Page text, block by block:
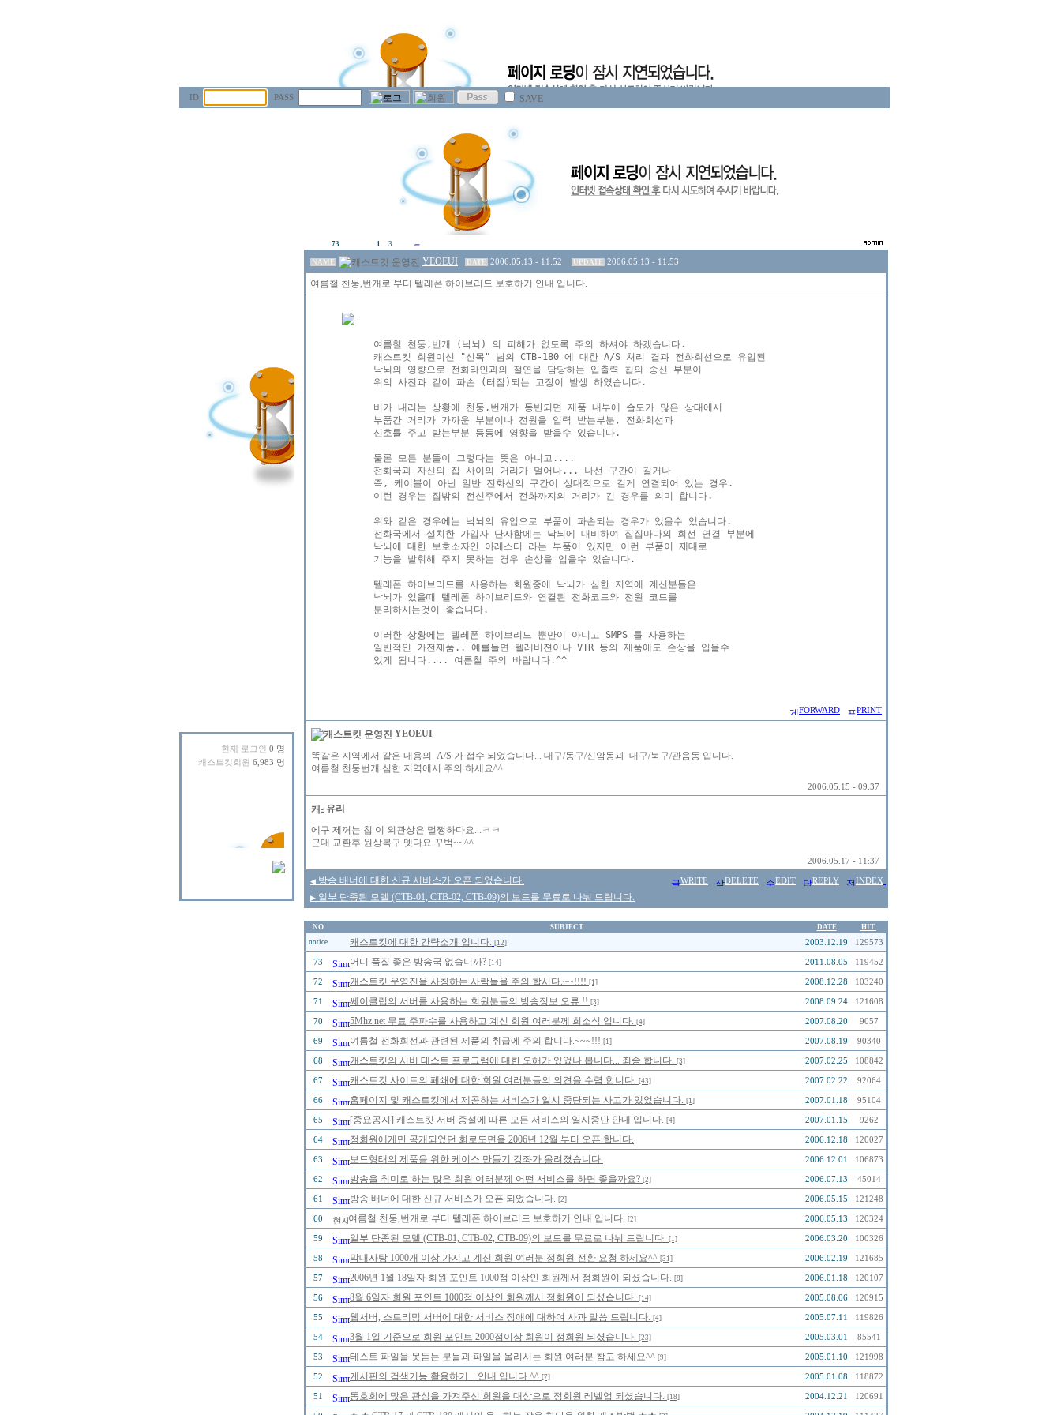
ID PASS SAVE
현재 로그인 0 명
캐스트킷회원 6,983 명
73 1 3
NAME YEOEUI DATE 2006.05.13 - 11:52 UPDATE 2006.05.13 - 11:53
여름철 천둥,번개로 부터 텔레폰 하이브리드 보호하기 안내 입니다.
여름철 천둥,번개 (낙뇌) 의 피해가 없도록 주의 하셔야 하겠습니다.
캐스트킷 회원이신 "신목" 님의 CTB-180 에 대한 A/S 처리 결과 전화회선으로 유입된
낙뇌의 영향으로 전화라인과의 절연을 담당하는 입출력 칩의 송신 부분이
위의 사진과 같이 파손 (터짐)되는 고장이 발생 하였습니다.
비가 내리는 상황에 천둥,번개가 동반되면 제품 내부에 습도가 많은 상태에서
부품간 거리가 가까운 부분이나 전원을 입력 받는부분, 전화회선과
신호를 주고 받는부분 등등에 영향을 받을수 있습니다.
물론 모든 분들이 그렇다는 뜻은 아니고....
전화국과 자신의 집 사이의 거리가 멀어나... 나선 구간이 길거나
즉, 케이블이 아닌 일반 전화선의 구간이 상대적으로 길게 연결되어 있는 경우.
이런 경우는 집밖의 전신주에서 전화까지의 거리가 긴 경우를 의미 합니다.
위와 같은 경우에는 낙뇌의 유입으로 부품이 파손되는 경우가 있을수 있습니다.
전화국에서 설치한 가입자 단자함에는 낙뇌에 대비하여 집집마다의 회선 연결 부분에
낙뇌에 대한 보호소자인 아레스터 라는 부품이 있지만 이런 부품이 제대로
기능을 발휘해 주지 못하는 경우 손상을 입을수 있습니다.
텔레폰 하이브리드를 사용하는 회원중에 낙뇌가 심한 지역에 계신분들은
낙뇌가 있을때 텔레폰 하이브리드와 연결된 전화코드와 전원 코드를
분리하시는것이 좋습니다.
이러한 상황에는 텔레폰 하이브리드 뿐만이 아니고 SMPS 를 사용하는
일반적인 가전제품.. 예를들면 텔레비젼이나 VTR 등의 제품에도 손상을 입을수
FORWARD PRINT
YEOEUI
똑같은 지역에서 같은 내용의 A/S 가 접수 되었습니다... 대구/동구/신암동과 대구/북구/관음동 입니다.
여름철 천둥번개 심한 지역에서 주의 하세요^^
2006.05.15 - 09:37
유리
에구 제꺼는 칩 이 외관상은 멀쩡하다요...ㅋㅋ
근대 교환후 원상복구 뎃다요 꾸벅~~^^
2006.05.17 - 11:37
◀ 방송 배너에 대한 신규 서비스가 오픈 되었습니다.
▶ 일부 단종된 모델 (CTB-01, CTB-02, CTB-09)의 보드를 무료로 나눠 드립니다.
WRITE DELETE EDIT REPLY INDEX
NO SUBJECT DATE
HIT
notice
캐스트킷에 대한 간략소개 입니다. [12] 2003.12.19 129573
73 어디 품질 좋은 방송국 없습니까? [14] 2011.08.05 119452
72 캐스트킷 운영진을 사칭하는 사람들을 주의 합시다.~~!!!! [1] 2008.12.28 103240
71 쎄이클럽의 서버를 사용하는 회원분들의 방송정보 오류 !! [3] 2008.09.24 121608
70 5Mhz.net 무료 주파수를 사용하고 계신 회원 여러분께 희소식 입니다. [4] 2007.08.20 9057
69 여름철 전화회선과 관련된 제품의 취급에 주의 합니다.~~~!!! [1] 2007.08.19 90340
68 캐스트킷의 서버 테스트 프로그램에 대한 오해가 있었나 봅니다... 죄송 합니다. [3] 2007.02.25 108842
67 캐스트킷 사이트의 페쇄에 대한 회원 여러분들의 의견을 수렴 합니다. [43] 2007.02.22 92064
66 홈페이지 및 캐스트킷에서 제공하는 서비스가 일시 중단되는 사고가 있었습니다. [1] 2007.01.18 95104
65 [중요공지] 캐스트킷 서버 증설에 따른 모든 서비스의 일시중단 안내 입니다. [4] 2007.01.15 9262
64 정회원에게만 공개되었던 회로도면을 2006년 12월 부터 오픈 합니다. 2006.12.18 120027
63 보드형태의 제품을 위한 케이스 만들기 강좌가 올려졌습니다. 2006.12.01 106873
62 방송을 취미로 하는 많은 회원 여러분께 어떤 서비스를 하면 좋을까요? [2] 2006.07.13 45014
61 방송 배너에 대한 신규 서비스가 오픈 되었습니다. [2] 2006.05.15 121248
60 여름철 천둥,번개로 부터 텔레폰 하이브리드 보호하기 안내 입니다. [2] 2006.05.13 120324
59 일부 단종된 모델 (CTB-01, CTB-02, CTB-09)의 보드를 무료로 나눠 드립니다. [1] 2006.03.20 100326
58 막대사탕 1000개 이상 가지고 계신 회원 여러분 정회원 전환 요청 하세요^^ [31] 2006.02.19 121685
57 2006년 1월 18일자 회원 포인트 1000점 이상인 회원께서 정회원이 되셨습니다. [8] 2006.01.18 120107
56 8월 6일자 회원 포인트 1000점 이상인 회원께서 정회원이 되셨습니다. [14] 2005.08.06 120915
55 웹서버, 스트리밍 서버에 대한 서비스 장애에 대하여 사과 말씀 드립니다. [4] 2005.07.11 119826
54 3월 1일 기준으로 회원 포인트 2000점이상 회원이 정회원 되셨습니다. [23] 2005.03.01 85541
53 테스트 파일을 못듣는 분들과 파일을 올리시는 회원 여러분 참고 하세요^^ [9] 2005.01.10 121998
52 게시판의 검색기능 활용하기... 안내 입니다.^^ [7] 2005.01.08 118872
51 동호회에 많은 관심을 가져주신 회원을 대상으로 정회원 레벨업 되셨습니다. [18] 2004.12.21 120691